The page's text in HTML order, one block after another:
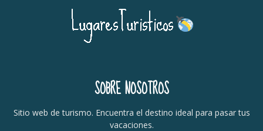
SOBRE NOSOTROS
Sitio web de turismo. Encuentra el destino ideal para pasar tus
vacaciones.